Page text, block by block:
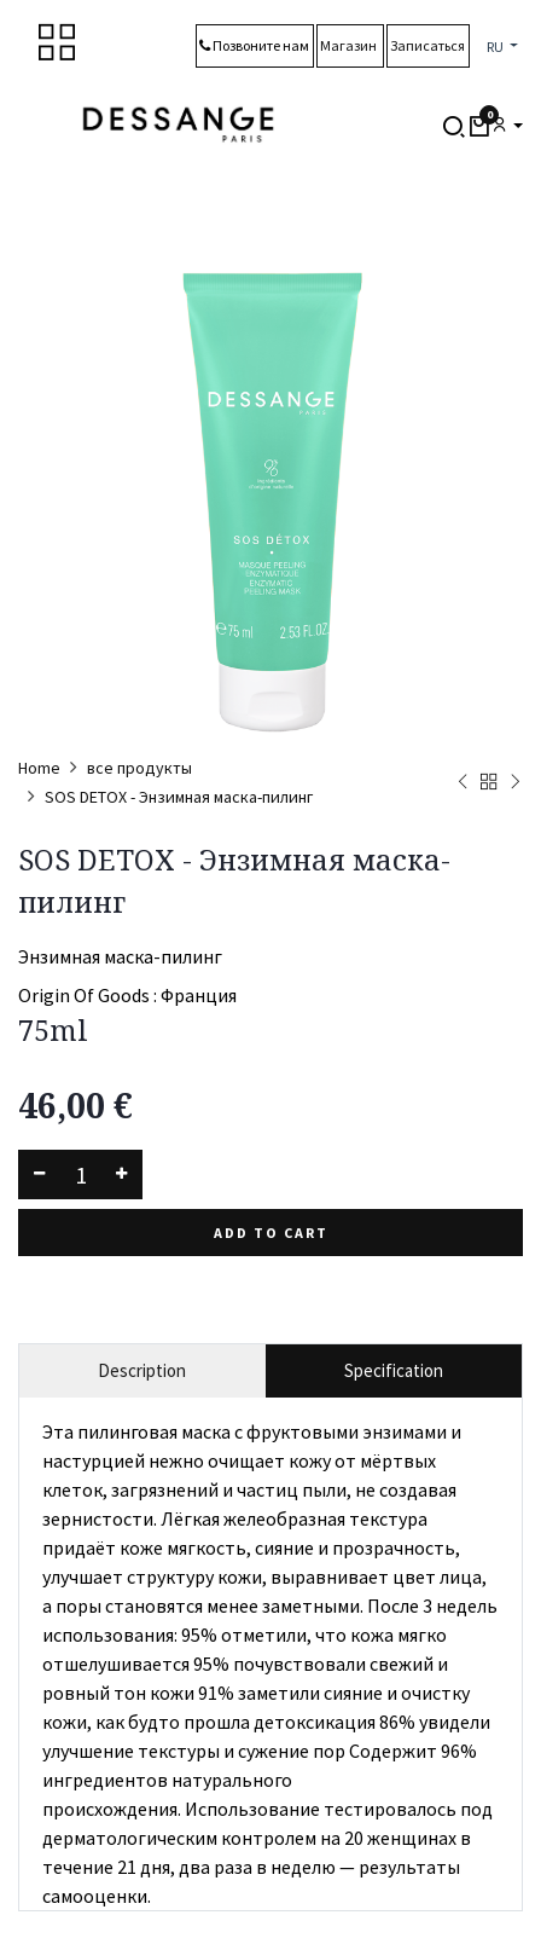
0
Позвоните нам Магазин Записаться RU
Home
все продукты
SOS DETOX - Энзимная маска-пилинг
SOS DETOX - Энзимная маска-
пилинг
Энзимная маска-пилинг
Origin Of Goods : Франция
75ml
46,00 €
ADD TO CART
Description Specification
Эта пилинговая маска с фруктовыми энзимами и
настурцией нежно очищает кожу от мёртвых
клеток, загрязнений и частиц пыли, не создавая
зернистости. Лёгкая желеобразная текстура
придаёт коже мягкость, сияние и прозрачность,
улучшает структуру кожи, выравнивает цвет лица,
а поры становятся менее заметными. После 3 недель
использования: 95% отметили, что кожа мягко
отшелушивается 95% почувствовали свежий и
ровный тон кожи 91% заметили сияние и очистку
кожи, как будто прошла детоксикация 86% увидели
улучшение текстуры и сужение пор Содержит 96%
ингредиентов натурального
происхождения. Использование тестировалось под
дерматологическим контролем на 20 женщинах в
течение 21 дня, два раза в неделю — результаты
самооценки.